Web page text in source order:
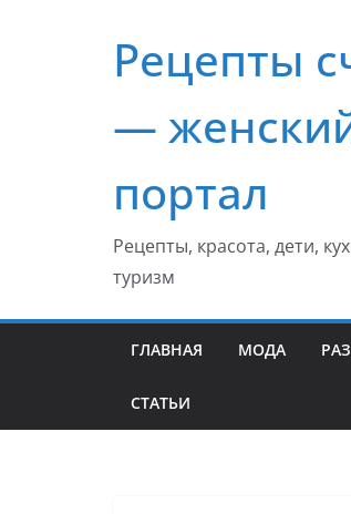
содержимомуРецепты
—
портал
Рецепты, красота, дети,
туризм
ГЛАВНАЯ МОДА
СТАТЬИ